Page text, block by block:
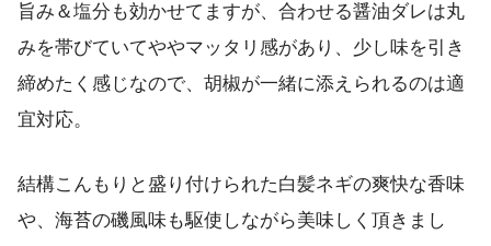
旨み＆塩分も効かせてますが、合わせる醤油ダレは丸
みを帯びていてややマッタリ感があり、少し味を引き
締めたく感じなので、胡椒が一緒に添えられるのは適
宜対応。
結構こんもりと盛り付けられた白髪ネギの爽快な香味
や、海苔の磯風味も駆使しながら美味しく頂きまし